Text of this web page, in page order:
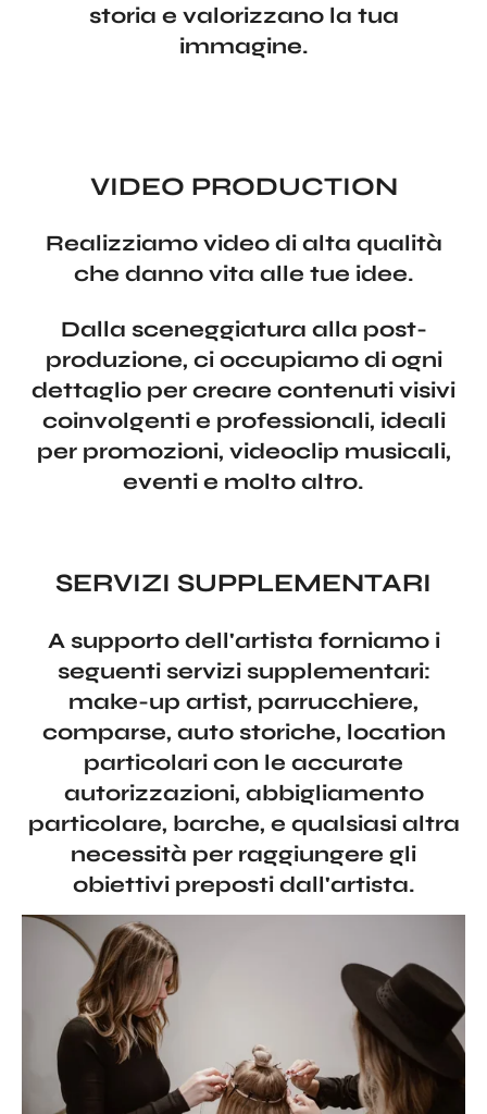
storia e valorizzano la tua
immagine.
VIDEO PRODUCTION
Realizziamo video di alta qualità
che danno vita alle tue idee.
Dalla sceneggiatura alla post-
produzione, ci occupiamo di ogni
dettaglio per creare contenuti visivi
coinvolgenti e professionali, ideali
per promozioni, videoclip musicali,
eventi e molto altro.
SERVIZI SUPPLEMENTARI
A supporto dell'artista forniamo i
seguenti servizi supplementari:
make-up artist, parrucchiere,
comparse, auto storiche, location
particolari con le accurate
autorizzazioni, abbigliamento
particolare, barche, e qualsiasi altra
necessità per raggiungere gli
obiettivi preposti dall'artista.